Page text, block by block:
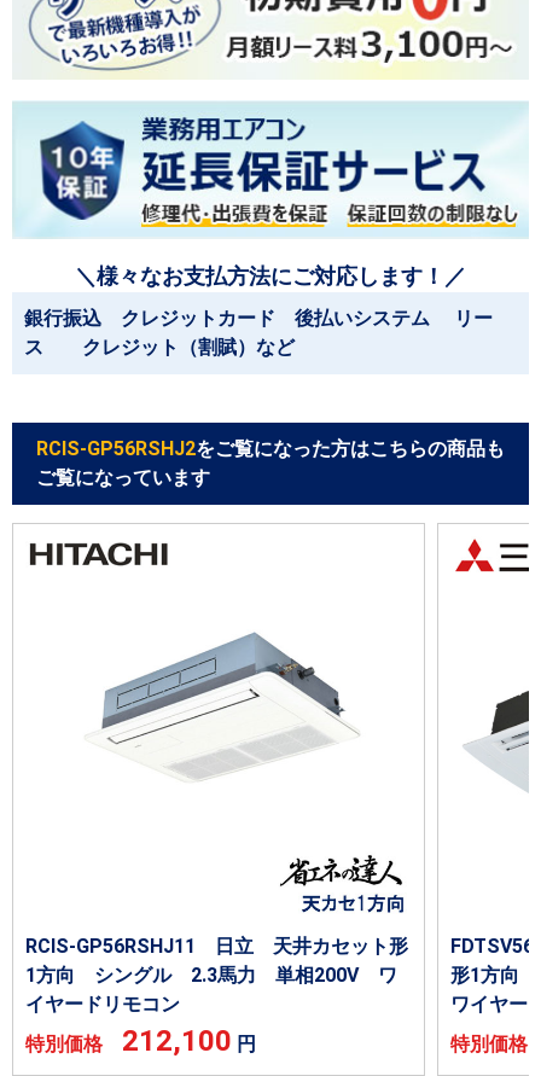
＼様々なお支払方法にご対応します！／
銀行振込 クレジットカード 後払いシステム リー
ス クレジット（割賦）など
RCIS-GP56RSHJ2をご覧になった方はこちらの商品も
ご覧になっています
RCIS-GP56RSHJ11 日立 天井カセット形
1方向 シングル 2.3馬力 単相200V ワ
イヤードリモコン
特別価格 212,100 円
形1方向
ワイヤー
特別価